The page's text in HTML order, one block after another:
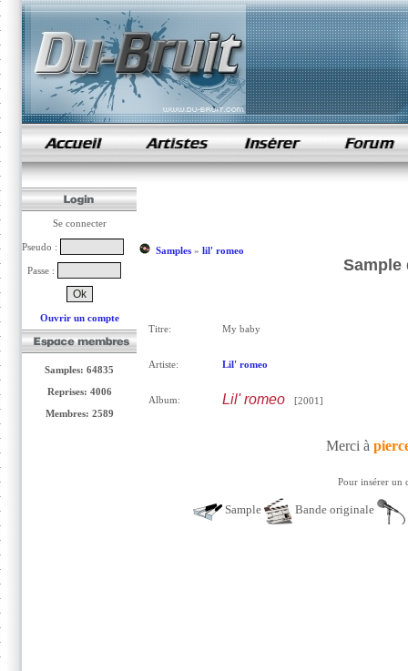
samples de rap
Se connecter
Pseudo :
Passe :
Ouvrir un compte
Samples: 64835
Reprises: 4006
Membres: 2589
Samples» lil' romeo
Sample
Titre: My baby
Artiste: Lil' romeo
Album: Lil' romeo [2001]
Merci à
Pour insérer un
Sample Bande originale